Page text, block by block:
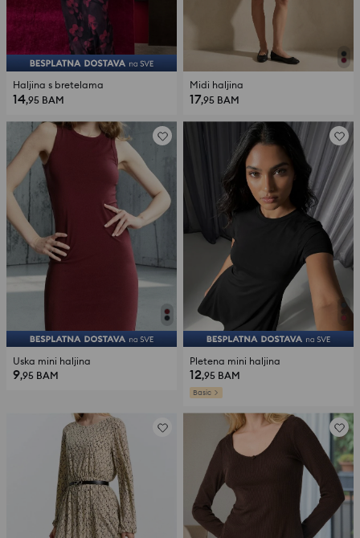
Haljina s bretelama
14,95 BAM
Midi haljina
17,95 BAM
Uska mini haljina
9,95 BAM
Pletena mini haljina
12,95 BAM
Basic